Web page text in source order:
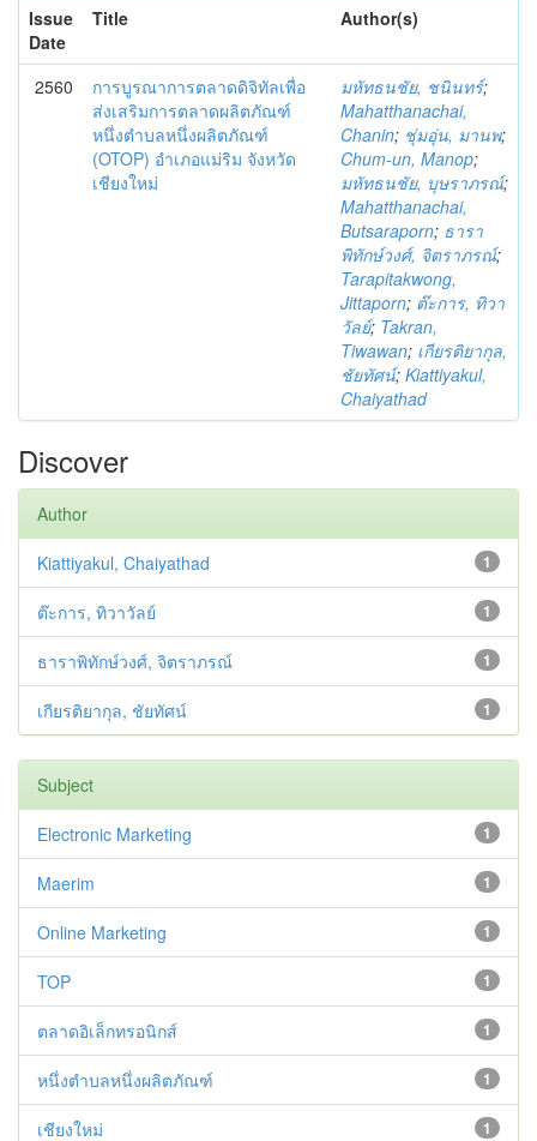
Issue
Date
Title Author(s)
2560
การบูรณาการตลาดดิจิทัลเพื่อ
ส่งเสริมการตลาดผลิตภัณฑ์
หนึ่งตำบลหนึ่งผลิตภัณฑ์
(OTOP) อำเภอแม่ริม จังหวัด
เชียงใหม่
มหัทธนชัย, ชนินทร์;
Mahatthanachai,
Chanin; ชุ่มอุ่น, มานพ;
Chum-un, Manop;
มหัทธนชัย, บุษราภรณ์;
Mahatthanachai,
Butsaraporn; ธารา
พิทักษ์วงศ์, จิตราภรณ์;
Tarapitakwong,
Jittaporn; ต๊ะการ, ทิวา
วัลย์; Takran,
Tiwawan; เกียรติยากุล,
ชัยทัศน์; Kiattiyakul,
Chaiyathad
Discover
Author
1
Kiattiyakul, Chaiyathad
1
ต๊ะการ, ทิวาวัลย์
1
ธาราพิทักษ์วงศ์, จิตราภรณ์
1
เกียรติยากุล, ชัยทัศน์
Subject
1
Electronic Marketing
1
Maerim
1
Online Marketing
1
TOP
1
ตลาดอิเล็กทรอนิกส์
1
หนึ่งตำบลหนึ่งผลิตภัณฑ์
1
เชียงใหม่